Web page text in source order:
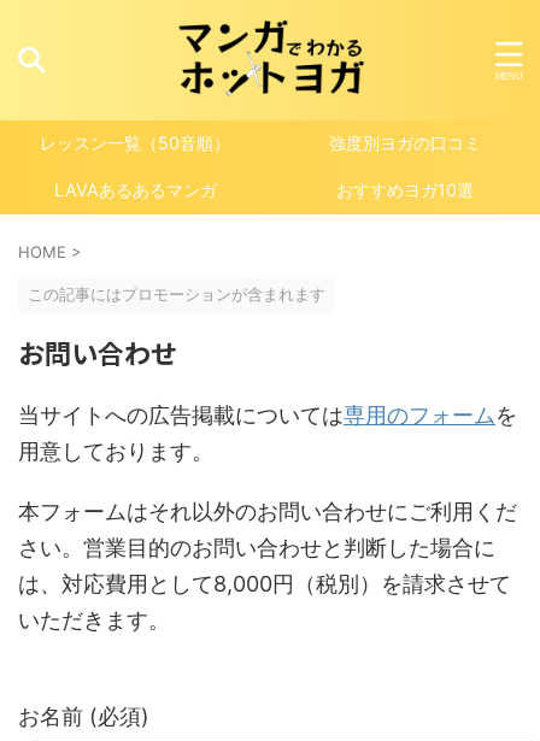
レッスン一覧（50音順） 強度別ヨガの口コミ
LAVAあるあるマンガ おすすめヨガ10選
HOME >
この記事にはプロモーションが含まれます
お問い合わせ
当サイトへの広告掲載については専用のフォームを
用意しております。
本フォームはそれ以外のお問い合わせにご利用くだ
さい。営業目的のお問い合わせと判断した場合に
は、対応費用として8,000円（税別）を請求させて
いただきます。
お名前 (必須)